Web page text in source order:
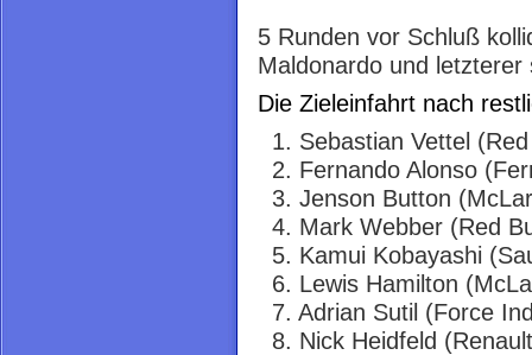
5 Runden vor Schluß
Maldonardo und
Die Zieleinfahrt nach
1. Sebastian Vettel
2. Fernando Alonso
3. Jenson Button
4. Mark Webber (Red
5. Kamui Kobayashi
6. Lewis Hamilton
7. Adrian Sutil (Force
8. Nick Heidfeld